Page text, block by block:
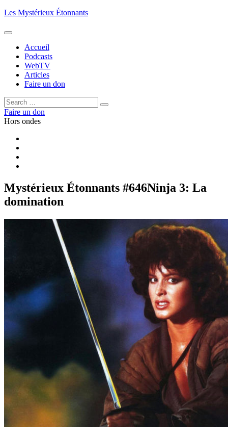
Aller
contenu
Les Mystérieux Étonnants
Accueil
Podcasts
WebTV
Articles
Faire un don
Rechercher :
Rechercher
Faire un don
Hors ondes
Mystérieux Étonnants #646Ninja 3: La
domination